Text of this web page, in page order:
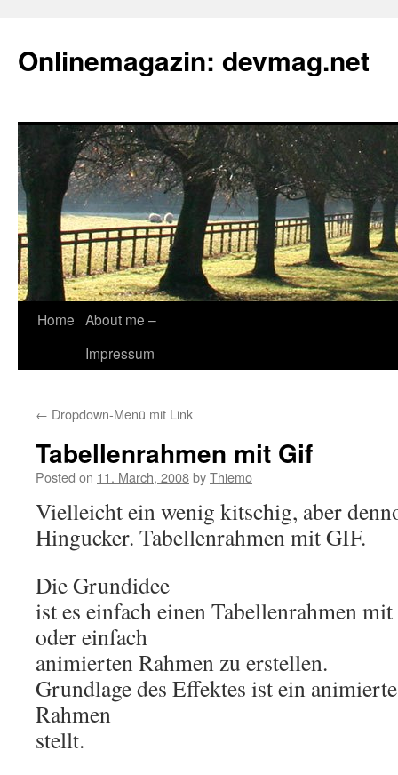
Onlinemagazin: devmag.net
Skip
Home About me –
Impressum
← Dropdown-Menü mit Link
Tabellenrahmen mit Gif
Posted on 11. March, 2008byThiemo
Vielleicht ein wenig kitschig, aber
Hingucker. Tabellenrahmen mit GIF.
Die Grundidee
ist es einfach einen Tabellenrahmen
oder einfach
animierten Rahmen zu erstellen.
Grundlage des Effektes ist ein
Rahmen
stellt.